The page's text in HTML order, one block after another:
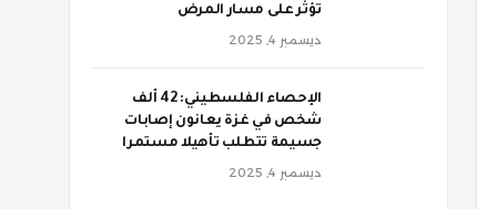
تؤثر على مسار المرض
ديسمبر 4, 2025
الإحصاء الفلسطيني: 42 ألف
شخص في غزة يعانون إصابات
جسيمة تتطلب تأهيلا مستمرا
ديسمبر 4, 2025